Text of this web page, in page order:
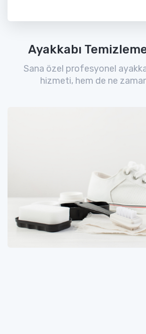
Ayakkabı
Sana özel profesyonel
hizmeti, hem de ne